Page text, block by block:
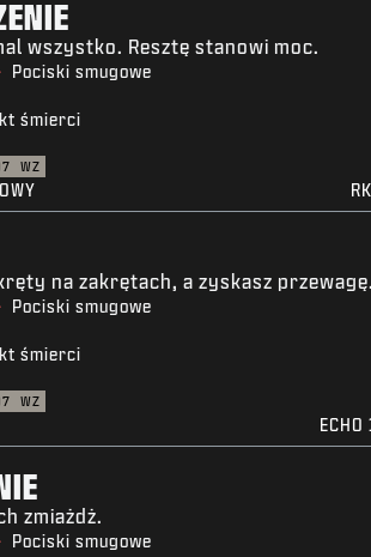
wszystko. Resztę stanowi moc.
Pociski smugowe
śmierci
WZ
na zakrętach, a zyskasz
Pociski smugowe
śmierci
WZ
ECHO
zmiażdż.
Pociski smugowe